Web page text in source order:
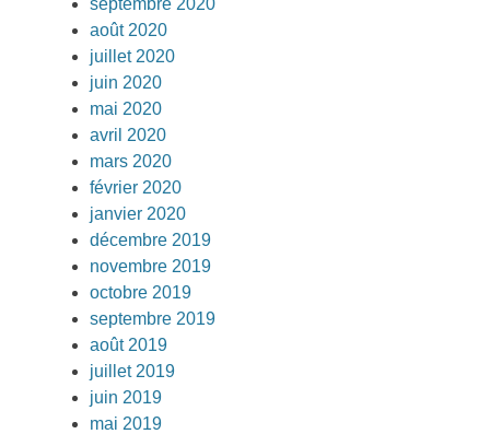
septembre 2020
août 2020
juillet 2020
juin 2020
mai 2020
avril 2020
mars 2020
février 2020
janvier 2020
décembre 2019
novembre 2019
octobre 2019
septembre 2019
août 2019
juillet 2019
juin 2019
mai 2019